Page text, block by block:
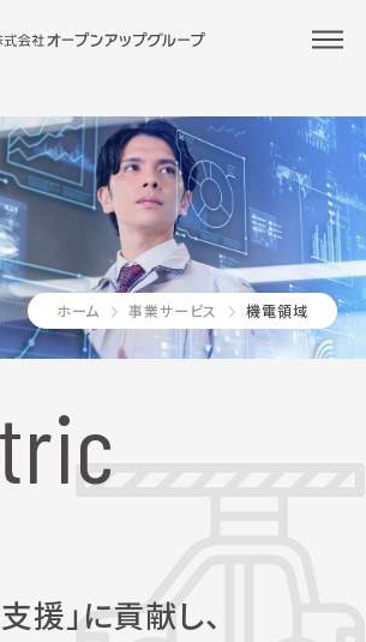
援」に貢献し、
ホーム 事業サービス 機電領域